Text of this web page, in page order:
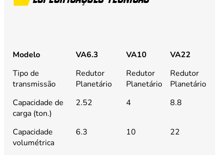
Modelo VA6.3 VA10 VA22
Tipo de
transmissão
Redutor
Planetário
Redutor
Planetário
Redutor
Planetário
Capacidade de
carga (ton.)
2.52 4 8.8
Capacidade
volumétrica
6.3 10 22